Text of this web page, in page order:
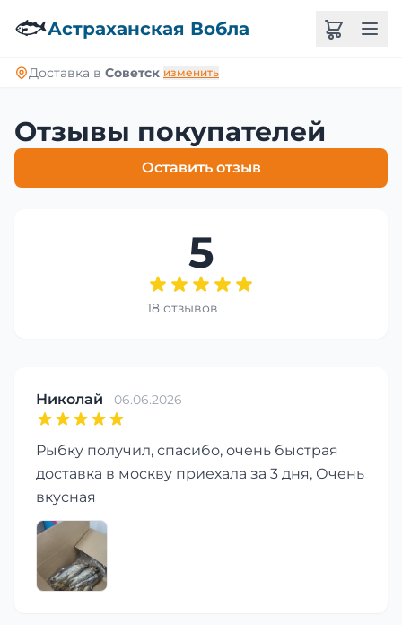
🐟Астраханская Вобла
Доставка в Советск изменить
Отзывы покупателей
Оставить отзыв
5
18 отзывов
Николай 06.06.2026
Рыбку получил, спасибо, очень быстрая
доставка в москву приехала за 3 дня, Очень
вкусная